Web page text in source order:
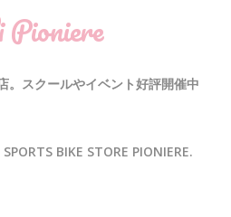
Pioniere
。スクールやイベント好評開催中
BIKE STORE PIONIERE.